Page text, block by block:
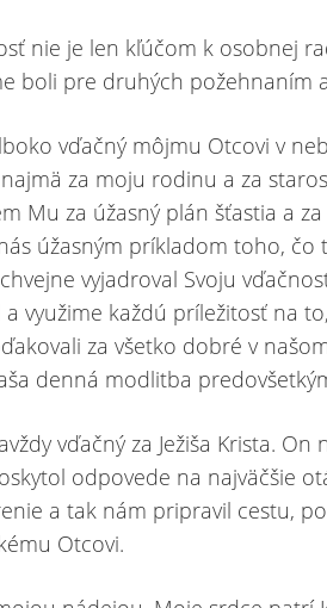
nie je len kľúčom k osobnej
boli pre druhých požehnaním
vďačný môjmu Otcovi v
za moju rodinu a za
Mu za úžasný plán šťastia a
úžasným príkladom toho, čo
vyjadroval Svoju
využime každú príležitosť na
za všetko dobré v
denná modlitba
vďačný za Ježiša Krista.
odpovede na najväčšie
a tak nám pripravil cestu,
Otcovi.